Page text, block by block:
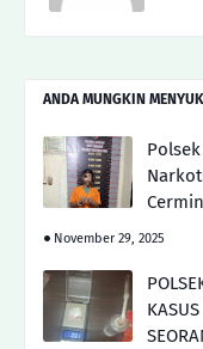
ANDA MUNGKIN
Cermin
November 29, 2025